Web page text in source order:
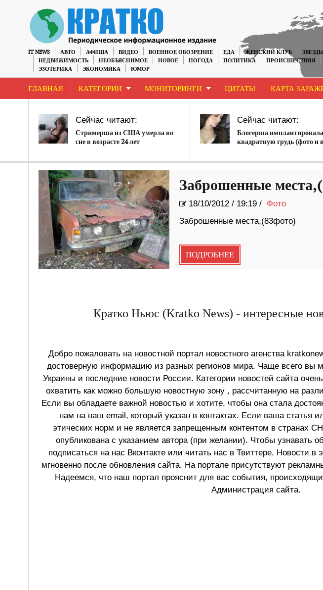
IT NEWS АВТО АФИША ВИДЕО ВОЕННОЕ ОБОЗРЕНИЕ ЕДА ЖЕНСКИЙ КЛУБ
НЕДВИЖИМОСТЬ
НЕОБЪЯСНИМОЕ НОВОЕ ПОГОДА ПОЛИТИКА ПРОИСШЕСТВИЯ
ЭЗОТЕРИКА
ЭКОНОМИКА ЮМОР
ГЛАВНАЯ КАТЕГОРИИ МОНИТОРИНГИ ЦИТАТЫ КАРТА
Сейчас читают:
Стримерша из США умерла во
сне в возрасте 24 лет
Сейчас читают:
Блогерша имплантировала
квадратную грудь (фото и
Заброшенные
18/10/2012/ 19:19 / Фото
Заброшенные места,(83фото)
ПОДРОБНЕЕ
Кратко Ньюс (Kratko News) - интересные
Добро пожаловать на новостной портал новостного агенства
достоверную информацию из разных регионов мира. Чаще всего вы
Украины и последние новости России. Категории новостей сайта
охватить как можно большую новостную зону , рассчитанную на
Если вы обладаете важной новостью и хотите, чтобы она стала
нам на наш email, который указан в контактах. Если ваша статья
этических норм и не является запрещенным контентом в странах
опубликована с указанием автора (при желании). Чтобы узнавать
подписаться на нас Вконтакте или читать нас в Твиттере. Новости
мгновенно после обновления сайта. На портале присутствуют
Надеемся, что наш портал прояснит для вас события,
Администрация сайта.